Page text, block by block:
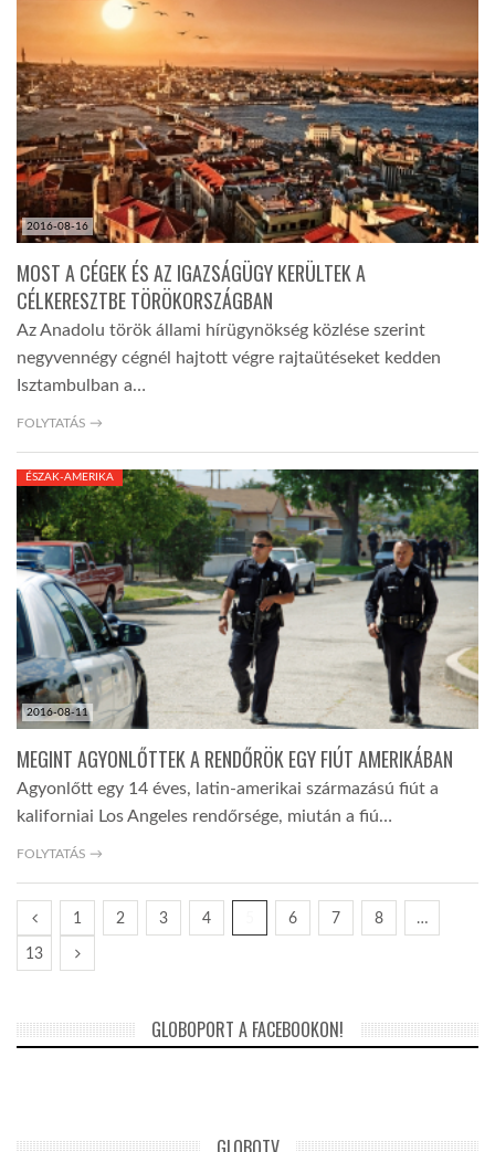
2016-08-16
MOST A CÉGEK ÉS AZ IGAZSÁGÜGY KERÜLTEK A
CÉLKERESZTBE TÖRÖKORSZÁGBAN
Az Anadolu török állami hírügynökség közlése szerint
negyvennégy cégnél hajtott végre rajtaütéseket kedden
Isztambulban a…
FOLYTATÁS →
2016-08-11
ÉSZAK-AMERIKA
MEGINT AGYONLŐTTEK A RENDŐRÖK EGY FIÚT AMERIKÁBAN
Agyonlőtt egy 14 éves, latin-amerikai származású fiút a
kaliforniai Los Angeles rendőrsége, miután a fiú…
FOLYTATÁS →
1 2 3 4 6 7 8 …
13
GLOBOPORT A FACEBOOKON!